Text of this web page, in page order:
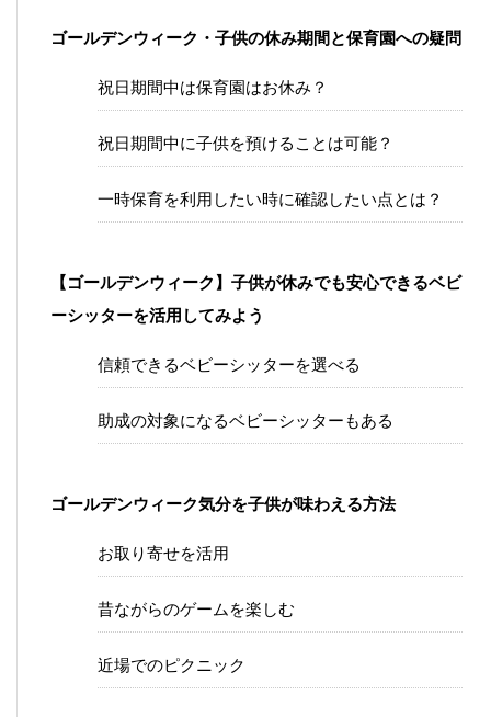
ゴールデンウィーク・子供の休み期間と保育園への疑問
祝日期間中は保育園はお休み？
祝日期間中に子供を預けることは可能？
一時保育を利用したい時に確認したい点とは？
【ゴールデンウィーク】子供が休みでも安心できるベビ
ーシッターを活用してみよう
信頼できるベビーシッターを選べる
助成の対象になるベビーシッターもある
ゴールデンウィーク気分を子供が味わえる方法
お取り寄せを活用
昔ながらのゲームを楽しむ
近場でのピクニック